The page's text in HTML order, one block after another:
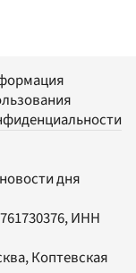
дня
ИНН
Коптевская